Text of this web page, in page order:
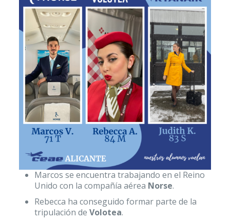
Marcos se encuentra trabajando en el Reino
Unido con la compañía aérea Norse.
Rebecca ha conseguido formar parte de la
tripulación de Volotea.